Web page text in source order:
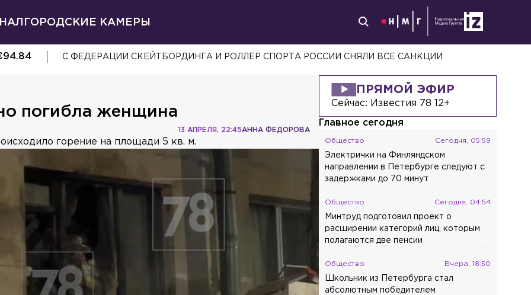
ГОРОДСКИЕ КАМЕРЫ
94.84 С ФЕДЕРАЦИИ СКЕЙТБОРДИНГА И РОЛЛЕР СПОРТА РОССИИ СНЯЛИ ВСЕ САНКЦИИ
погибла женщина
АННА ФЕДОРОВА
13 АПРЕЛЯ, 22:45
горение на площади 5 кв. м.
ПРЯМОЙ ЭФИР
Сейчас: Известия 78 12+
Главное сегодня
Общество Сегодня, 05:59
Электрички на Финляндском
направлении в Петербурге следуют с
задержками до 70 минут
Общество Сегодня, 04:54
Минтруд подготовил проект о
расширении категорий лиц, которым
полагаются две пенсии
Общество Вчера, 18:50
Школьник из Петербурга стал
абсолютным победителем